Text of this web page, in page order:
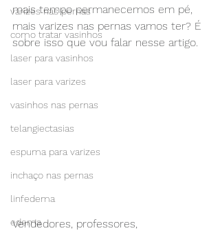
varizes nas pernas
como tratar vasinhos
laser para vasinhos
laser para varizes
vasinhos nas pernas
telangiectasias
espuma para varizes
inchaço nas pernas
linfedema
edema
mais tempo permanecemos em pé,
mais varizes nas pernas vamos ter? É
sobre isso que vou falar nesse artigo.
Vendedores, professores,